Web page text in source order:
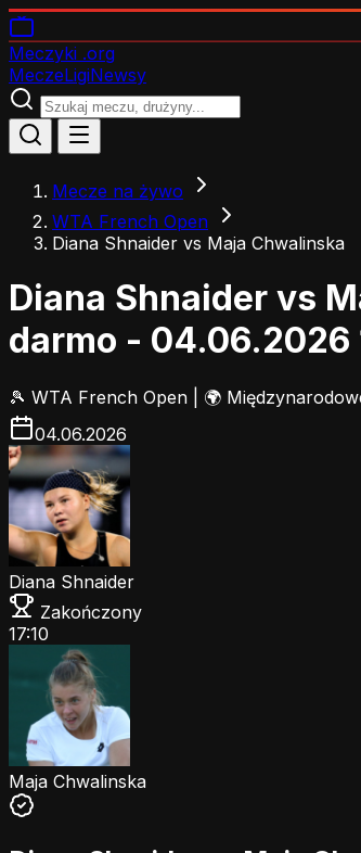
Meczyki .org
MeczeLigiNewsy
Mecze na żywo
WTA French Open
Diana Shnaider vs Maja Chwalinska
Diana Shnaider vs
darmo - 04.06.2026
🎾 WTA French Open
🌍
04.06.2026
Diana Shnaider
Zakończony
17:10
Maja Chwalinska